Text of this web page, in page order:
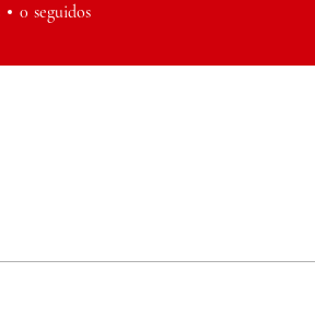
0 seguidos